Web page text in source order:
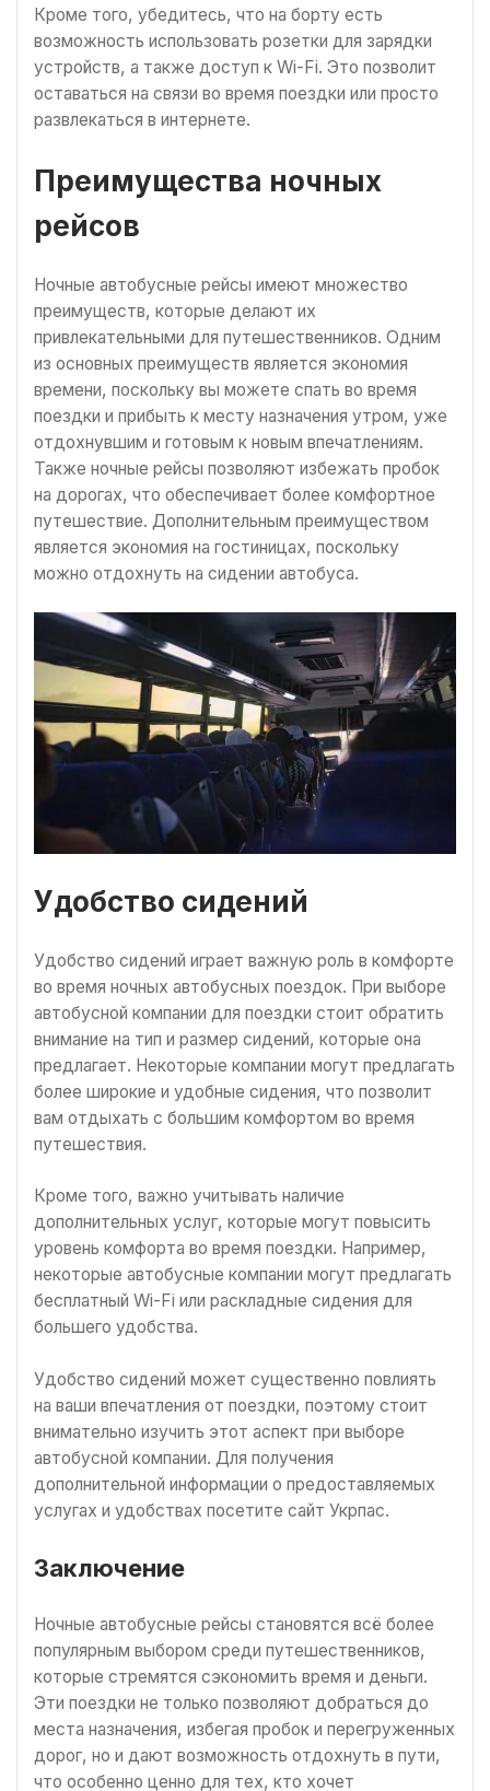
Кроме того, убедитесь, что на борту есть
возможность использовать розетки для зарядки
устройств, а также доступ к Wi-Fi. Это позволит
оставаться на связи во время поездки или просто
развлекаться в интернете.
Преимущества ночных
рейсов
Ночные автобусные рейсы имеют множество
преимуществ, которые делают их
привлекательными для путешественников. Одним
из основных преимуществ является экономия
времени, поскольку вы можете спать во время
поездки и прибыть к месту назначения утром, уже
отдохнувшим и готовым к новым впечатлениям.
Также ночные рейсы позволяют избежать пробок
на дорогах, что обеспечивает более комфортное
путешествие. Дополнительным преимуществом
является экономия на гостиницах, поскольку
можно отдохнуть на сидении автобуса.
Удобство сидений
Удобство сидений играет важную роль в комфорте
во время ночных автобусных поездок. При выборе
автобусной компании для поездки стоит обратить
внимание на тип и размер сидений, которые она
предлагает. Некоторые компании могут предлагать
более широкие и удобные сидения, что позволит
вам отдыхать с большим комфортом во время
путешествия.
Кроме того, важно учитывать наличие
дополнительных услуг, которые могут повысить
уровень комфорта во время поездки. Например,
некоторые автобусные компании могут предлагать
бесплатный Wi-Fi или раскладные сидения для
большего удобства.
Удобство сидений может существенно повлиять
на ваши впечатления от поездки, поэтому стоит
внимательно изучить этот аспект при выборе
автобусной компании. Для получения
дополнительной информации о предоставляемых
услугах и удобствах посетите сайт Укрпас.
Заключение
Ночные автобусные рейсы становятся всё более
популярным выбором среди путешественников,
которые стремятся сэкономить время и деньги.
Эти поездки не только позволяют добраться до
места назначения, избегая пробок и перегруженных
дорог, но и дают возможность отдохнуть в пути,
что особенно ценно для тех, кто хочет